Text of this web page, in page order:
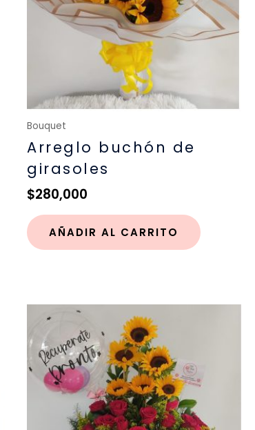
Bouquet
Arreglo buchón de
girasoles
$280,000
AÑADIR AL CARRITO